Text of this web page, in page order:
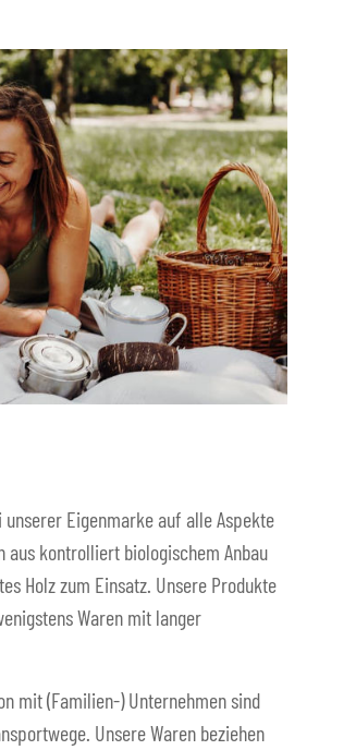
Eigenmarke auf alle Aspekte
kontrolliert biologischem Anbau
Holz zum Einsatz. Unsere Produkte
Waren mit langer
mit (Familien-) Unternehmen sind
Unsere Waren beziehen